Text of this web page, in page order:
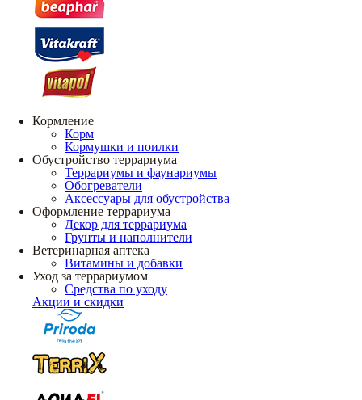
Кормление
Корм
Кормушки и поилки
Обустройство террариума
Террариумы и фаунариумы
Обогреватели
Аксессуары для обустройства
Оформление террариума
Декор для террариума
Грунты и наполнители
Ветеринарная аптека
Витамины и добавки
Уход за террариумом
Средства по уходу
Акции и скидки